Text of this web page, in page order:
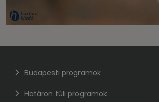
Budapesti programok
Határon túli programok